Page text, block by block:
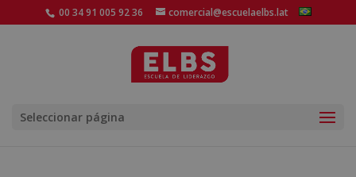
00 34 91 005 92 36 comercial@escuelaelbs.lat
Seleccionar página